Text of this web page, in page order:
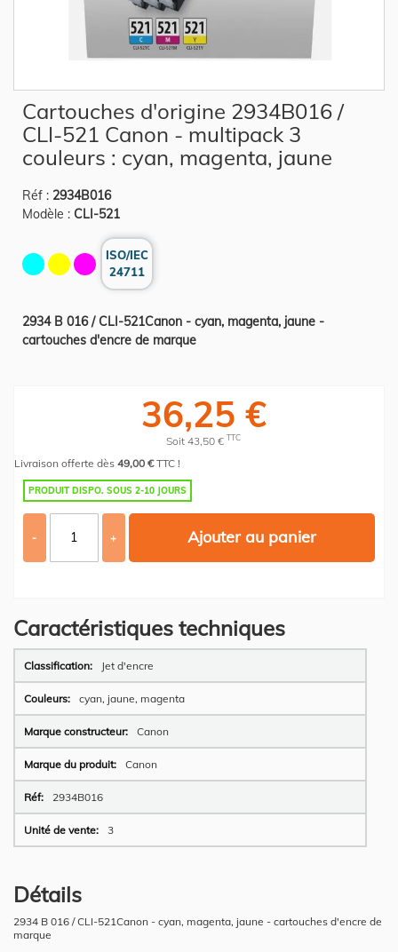
the
beginning
the
gallery
Cartouches d'origine 2934B016 /
CLI-521 Canon - multipack 3
couleurs : cyan, magenta, jaune
Réf : 2934B016
Modèle : CLI-521
ISO/IEC
24711
2934 B 016 / CLI-521Canon - cyan, magenta, jaune -
cartouches d'encre de marque
36,25 €
Soit 43,50 € TTC
Livraison offerte dès 49,00 €TTC !
PRODUIT DISPO. SOUS 2-10 JOURS
- + Ajouter au panier
Caractéristiques techniques
Plus
d’information
Jet d'encre
cyan, jaune, magenta
Canon
Canon
2934B016
3
Détails
2934 B 016 / CLI-521Canon - cyan, magenta, jaune - cartouches d'encre de
marque